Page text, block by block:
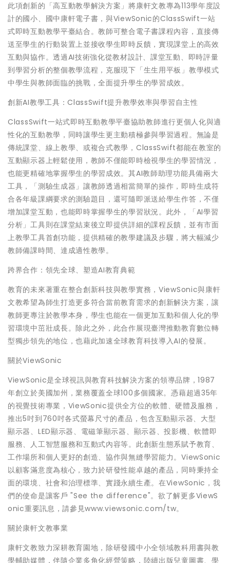
此項創新的「高互動教學解決方案」將康軒文教專為113學年度設
計的國小、國中康軒電子書，與ViewSonic的ClassSwift一站
式即時互動教學平臺結合。教師可整合電子書課程內容，直接傳
送至學生的行動裝置上並接收學生即時反饋，實現課堂上的高效
互動與協作。透過AI技術強化從教材設計、課堂互動、即時評量
到學習分析的整個教學流程，克服現下「生生用平板」教學模式
中學生與教師面臨的挑戰，全面提升學生的學習成效。
創新AI教學工具：ClassSwift提升教學效率與學習自主性
ClassSwift一站式即時互動教學平臺協助教師進行更個人化與適
性化的互動教學，同時讓學生更主動積極參與學習過程。無論是
傳統課堂、線上教學、或複合式教學，ClassSwift都能在教室的
互動顯示器上輕鬆使用，教師不僅能即時檢視學生的學習情況，
也能更精確地掌握學生的學習成效。其AI教師助理功能具備兩大
工具，「測驗生成器」讓教師透過相當簡單的操作，即時生成符
合各年級課綱要求的測驗題目，還可隨即派送給學生作答，不僅
增加課堂互動，也能即時掌握學生的學習狀況。此外，「AI學習
分析」工具則在課堂結束後立即提供詳細的課程反饋，並有市面
上教學工具首創功能，提供精確的教學建議及步驟，將大幅減少
教師備課時間、達成適性教學。
跨界合作：領先全球、塑造AI教育典範
教育的未來著重在整合創新科技與教學實務，ViewSonic與康軒
文教希望為師生打造更多符合當前教育需求的創新解決方案，讓
教師更專注於教學本身，學生也能在一個更加互動和個人化的學
習環境中茁壯成長。除此之外，此合作展現臺灣推動教育數位轉
型獨步領先的地位，也藉此加速全球教育科技導入AI的發展。
關於ViewSonic
ViewSonic是全球視訊與教育科技解決方案的領導品牌，1987
年創立於美國加州，業務覆蓋全球100多個國家。憑藉超過35年
的視覺技術專業，ViewSonic提供全方位的軟體、硬體及服務，
推出5吋到760吋各式螢幕尺寸的產品，包含互動顯示器、大型
顯示器、LED顯示器、電磁筆顯示器、顯示器、投影機、軟體即
服務、人工智慧服務和互動式內容等。此創新生態系賦予教育、
工作場所和個人更好的創造、協作與無縫學習能力。ViewSonic
以顧客滿意度為核心，致力於研發性能卓越的產品，同時秉持全
面的環境、社會和治理標準、實踐永續生產。在ViewSonic，我
們的使命是讓客戶 "See the difference"。欲了解更多ViewS
onic重要訊息，請參見www.viewsonic.com/tw。
關於康軒文教事業
康軒文教致力深耕教育園地，除研發國中小全領域教科用書與教
學輔助媒體，伴隨企業多角化經營策略，陸續出版兒童圖書、學